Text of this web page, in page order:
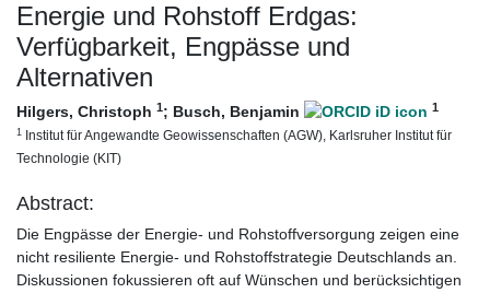
Energie und Rohstoff Erdgas:
Verfügbarkeit, Engpässe und
Alternativen
Hilgers, Christoph 1; Busch, Benjamin 1
1 Institut für Angewandte Geowissenschaften (AGW), Karlsruher Institut für
Technologie (KIT)
Abstract:
Die Engpässe der Energie- und Rohstoffversorgung zeigen eine
nicht resiliente Energie- und Rohstoffstrategie Deutschlands an.
Diskussionen fokussieren oft auf Wünschen und berücksichtigen